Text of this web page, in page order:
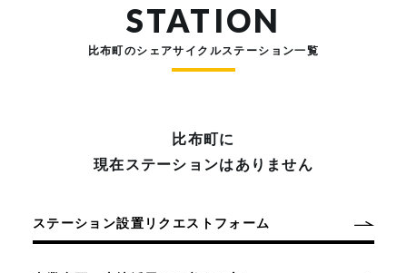
STATION
比布町のシェアサイクルステーション一覧
比布町に
現在ステーションはありません
ステーション設置リクエストフォーム